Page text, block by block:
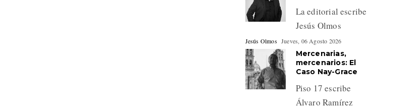
La editorial escribe
Jesús Olmos
Jesús Olmos Jueves, 06 Agosto 2026
Mercenarias,
mercenarios: El
Caso Nay-Grace
Piso 17 escribe
Álvaro Ramírez